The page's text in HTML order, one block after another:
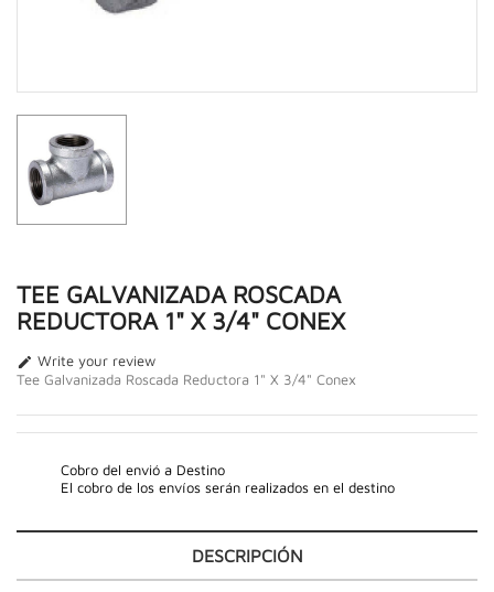
TEE GALVANIZADA ROSCADA
REDUCTORA 1" X 3/4" CONEX
 Write your review
Tee Galvanizada Roscada Reductora 1" X 3/4" Conex
Cobro del envió a Destino
El cobro de los envíos serán realizados en el destino
DESCRIPCIÓN